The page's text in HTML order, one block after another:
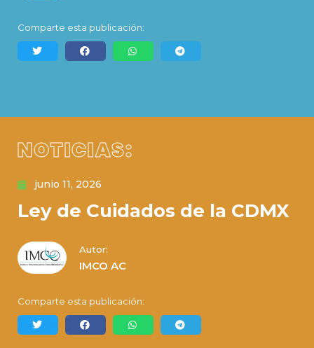
Comparte esta publicación:
NOTICIAS:
junio 11, 2026
Ley de Cuidados de la CDMX
Autor:
IMCO AC
Comparte esta publicación: